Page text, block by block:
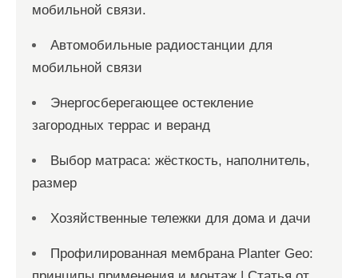
мобильной связи.
Автомобильные радиостанции для
мобильной связи
Энергосберегающее остекление
загородных террас и веранд
Выбор матраса: жёсткость, наполнитель,
размер
Хозяйственные тележки для дома и дачи
Профилированная мембрана Planter Geo: